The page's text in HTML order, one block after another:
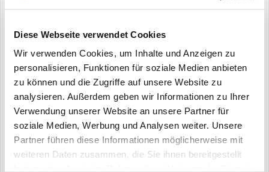
Diese Webseite verwendet Cookies
Wir verwenden Cookies, um Inhalte und Anzeigen zu
personalisieren, Funktionen für soziale Medien anbieten
zu können und die Zugriffe auf unsere Website zu
analysieren. Außerdem geben wir Informationen zu Ihrer
Verwendung unserer Website an unsere Partner für
soziale Medien, Werbung und Analysen weiter. Unsere
Partner führen diese Informationen möglicherweise mit
weiteren Daten zusammen, die Sie ihnen bereitgestellt